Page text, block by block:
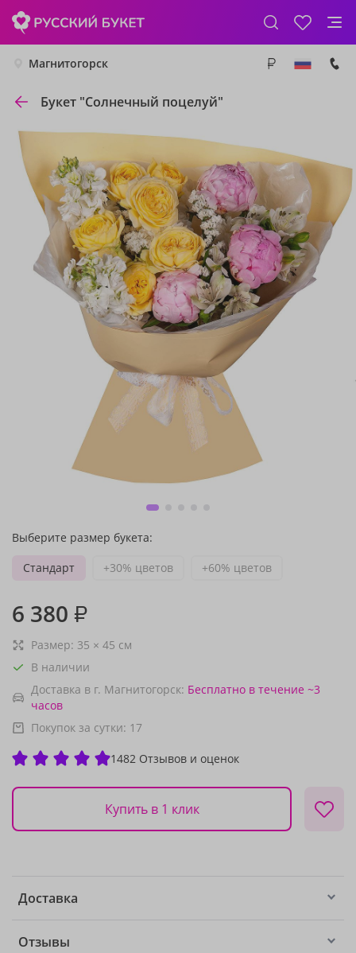
Магнитогорск
Букет "Солнечный поцелуй"
Выберите размер букета:
Стандарт
+30% цветов +60% цветов
6 380 ₽
Размер: 35 × 45 см
В наличии
Доставка в г. Магнитогорск: Бесплатно в течение ~3
часов
Покупок за сутки: 17
1482 Отзывов и оценок
Купить в 1 клик
Доставка
Отзывы